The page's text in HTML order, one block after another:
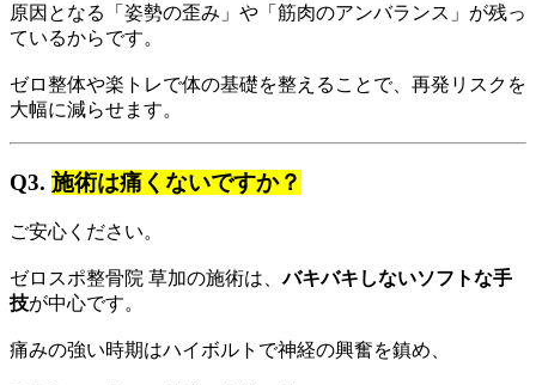
原因となる「姿勢の歪み」や「筋肉のアンバランス」が残っ
ているからです。
ゼロ整体や楽トレで体の基礎を整えることで、再発リスクを
大幅に減らせます。
Q3. 施術は痛くないですか？
ご安心ください。
ゼロスポ整骨院 草加の施術は、バキバキしないソフトな手
技が中心です。
痛みの強い時期はハイボルトで神経の興奮を鎮め、